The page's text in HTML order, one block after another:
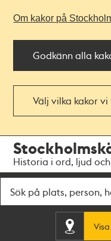
Om kakor på
Godkänn alla
Välj vilka kakor
navigationen
huvudinnehållet
Historia i ord, ljud